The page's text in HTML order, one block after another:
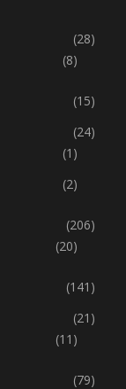
(28)
(8)
(15)
(24)
(1)
(2)
(206)
(20)
(141)
(21)
(11)
(79)